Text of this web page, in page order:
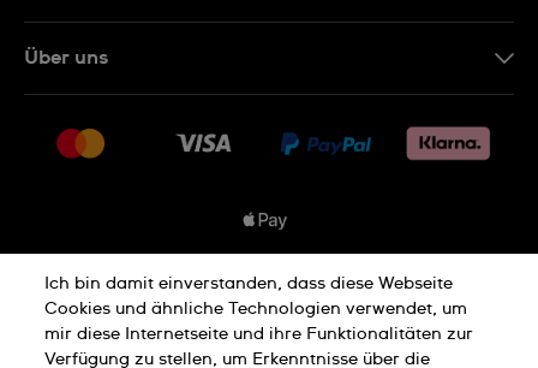
Rücksendung und Entsorgung
Über uns
Jobs
Datenschutzbedingungen
Ich bin damit einverstanden, dass diese Webseite
Cookies und ähnliche Technologien verwendet, um
mir diese Internetseite und ihre Funktionalitäten zur
Verfügung zu stellen, um Erkenntnisse über die